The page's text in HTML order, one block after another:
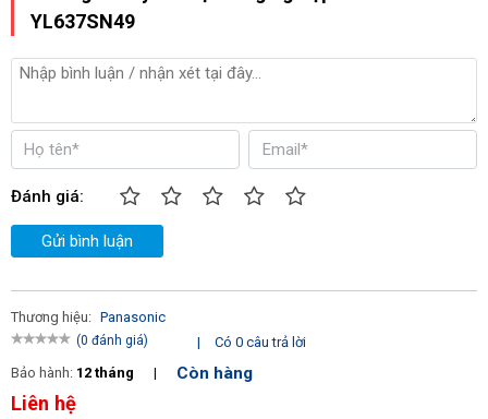
YL637SN49
Đánh giá:
Gửi bình luận
Thương hiệu: Panasonic
(0 đánh giá) |
Có 0 câu trả lời
Bảo hành: 12 tháng | Còn hàng
Liên hệ